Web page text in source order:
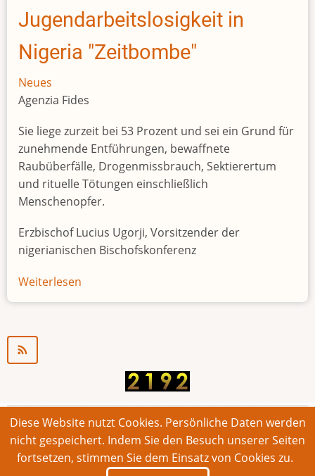
Jugendarbeitslosigkeit in
Nigeria "Zeitbombe"
Neues
Agenzia Fides
Sie liege zurzeit bei 53 Prozent und sei ein Grund für
zunehmende Entführungen, bewaffnete
Raubüberfälle, Drogenmissbrauch, Sektierertum
und rituelle Tötungen einschließlich
Menschenopfer.
Erzbischof Lucius Ugorji, Vorsitzender der
nigerianischen Bischofskonferenz
Weiterlesen
Jugendarbeitslosigkeit
© 2026 Bonner Aufruf. Alle Rechte vorbehalten.
Footer
Impressum Kontakt Intern
Diese Website nutzt Cookies. Persönliche Daten werden
nicht gespeichert. Indem Sie den Besuch unserer Seiten
fortsetzen, stimmen Sie dem Einsatz von Cookies zu.